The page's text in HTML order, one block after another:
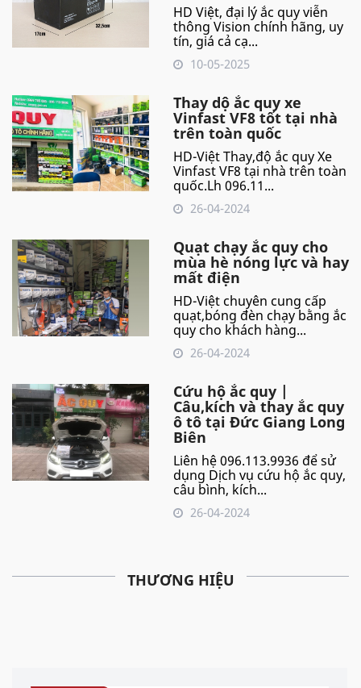
HD Việt, đại lý ắc quy viễn
thông Vision chính hãng, uy
tín, giá cả cạ...
10-05-2025
Thay dộ ắc quy xe
Vinfast VF8 tốt tại nhà
trên toàn quốc
HD-Việt Thay,độ ắc quy Xe
Vinfast VF8 tại nhà trên toàn
quốc.Lh 096.11...
26-04-2024
Quạt chạy ắc quy cho
mùa hè nóng lực và hay
mất điện
HD-Việt chuyên cung cấp
quạt,bóng đèn chạy bằng ắc
quy cho khách hàng...
26-04-2024
Cứu hộ ắc quy |
Câu,kích và thay ắc quy
ô tô tại Đức Giang Long
Biên
Liên hệ 096.113.9936 để sử
dụng Dịch vụ cứu hộ ắc quy,
câu bình, kích...
26-04-2024
THƯƠNG HIỆU